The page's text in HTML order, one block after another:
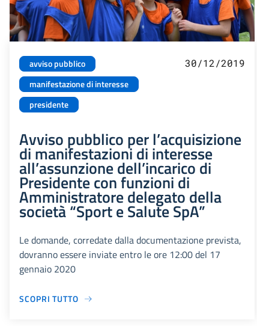
avviso pubblico
manifestazione di interesse
presidente
30/12/2019
Avviso pubblico per l’acquisizione
di manifestazioni di interesse
all’assunzione dell’incarico di
Presidente con funzioni di
Amministratore delegato della
società “Sport e Salute SpA”
Le domande, corredate dalla documentazione prevista,
dovranno essere inviate entro le ore 12:00 del 17
gennaio 2020
SCOPRI TUTTO